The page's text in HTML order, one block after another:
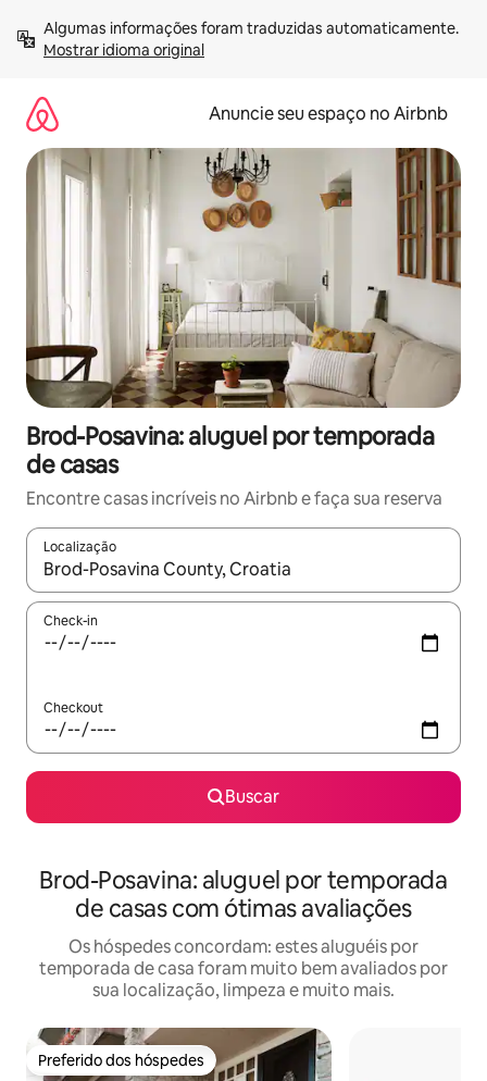
para
Mostrar idioma original
Anuncie seu espaço no Airbnb
Brod-Posavina: aluguel por temporada
de casas
Encontre casas incríveis no Airbnb e faça sua reserva
Localização
Quando os resultados estiverem disponíveis, explore-os
Check-in
Checkout
Buscar
Brod-Posavina: aluguel por temporada
de casas com ótimas avaliações
Os hóspedes concordam: estes aluguéis por
temporada de casa foram muito bem avaliados por
sua localização, limpeza e muito mais.
Preferido dos hóspedes
Preferido dos hóspedes